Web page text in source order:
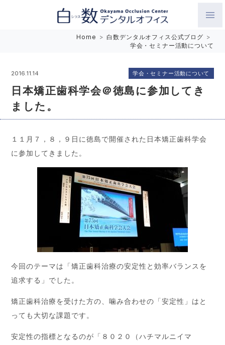
Home > 白数デンタルオフィス公式ブログ >
学会・セミナー活動について
2016.11.14
日本矯正歯科学会＠徳島に参加してき
ました。
学会・セミナー活動について
１１月７，８，９日に徳島で開催された日本矯正歯科学会
に参加してきました。
今回のテーマは「矯正歯科治療の安定性と効率バランスを
追求する」でした。
矯正歯科治療を受けた方の、噛み合わせの「安定性」はと
っても大切な課題です。
安定性の指標となるのが「８０２０（ハチマルニイマ